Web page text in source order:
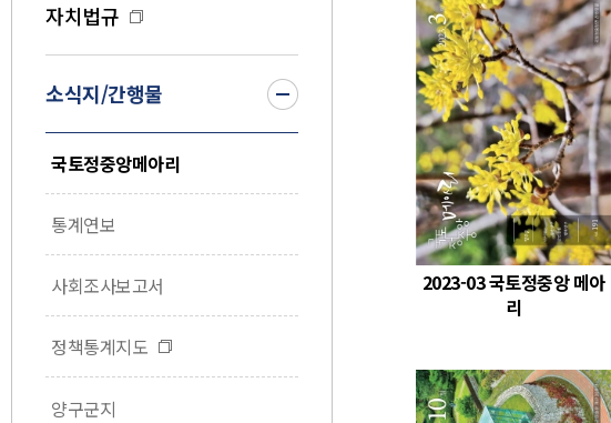
자치법규
소식지/간행물
국토정중앙메아리
통계연보
사회조사보고서
정책통계지도
양구군지
2023-03 국토정중앙 메아
리